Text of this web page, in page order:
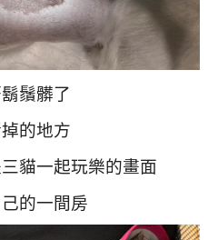
鬚髒了
的地方
貓一起玩樂的畫面
的一間房